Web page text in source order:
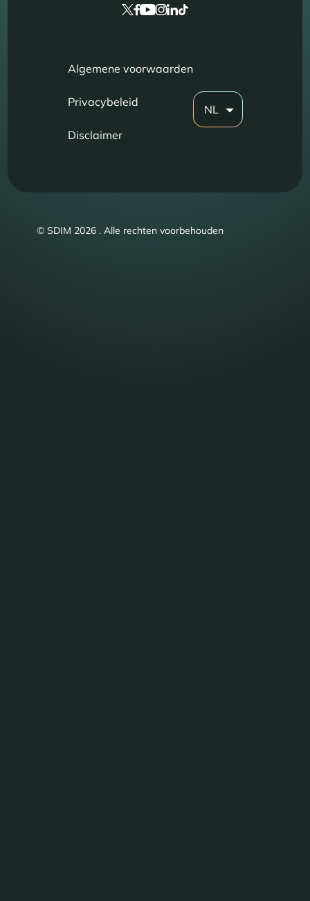
Algemene voorwaarden
Privacybeleid
Disclaimer
NL
© SDIM 2026 . Alle rechten voorbehouden